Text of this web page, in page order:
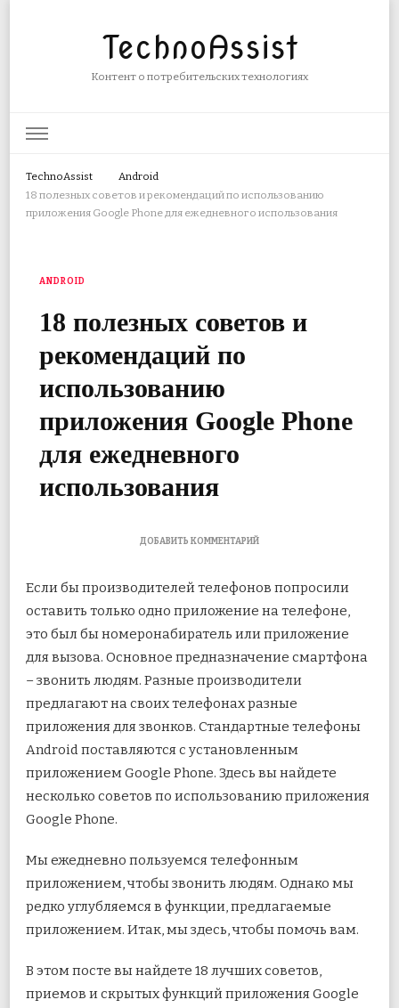
TechnoAssist
Контент о потребительских технологиях
TechnoAssist
Android
18 полезных советов и рекомендаций по использованию
приложения Google Phone для ежедневного использования
ANDROID
18 полезных советов и
рекомендаций по
использованию
приложения Google Phone
для ежедневного
использования
ДОБАВИТЬ КОММЕНТАРИЙК
ПОЛЕЗНЫХ
И
РЕКОМЕНДАЦИЙ
ИСПОЛЬЗОВАНИЮ
ПРИЛОЖЕНИЯ
PHONE
ДЛЯ
ЕЖЕДНЕВНОГО
ИСПОЛЬЗОВАНИЯ
Если бы производителей телефонов попросили
оставить только одно приложение на телефоне,
это был бы номеронабиратель или приложение
для вызова. Основное предназначение смартфона
– звонить людям. Разные производители
предлагают на своих телефонах разные
приложения для звонков. Стандартные телефоны
Android поставляются с установленным
приложением Google Phone. Здесь вы найдете
несколько советов по использованию приложения
Google Phone.
Мы ежедневно пользуемся телефонным
приложением, чтобы звонить людям. Однако мы
редко углубляемся в функции, предлагаемые
приложением. Итак, мы здесь, чтобы помочь вам.
В этом посте вы найдете 18 лучших советов,
приемов и скрытых функций приложения Google